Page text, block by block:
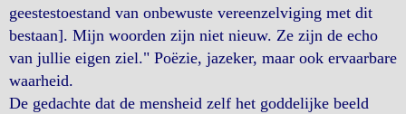
geestestoestand van onbewuste vereenzelviging met dit
bestaan]. Mijn woorden zijn niet nieuw. Ze zijn de echo
van jullie eigen ziel." Poëzie, jazeker, maar ook ervaarbare
waarheid.
De gedachte dat de mensheid zelf het goddelijke beeld